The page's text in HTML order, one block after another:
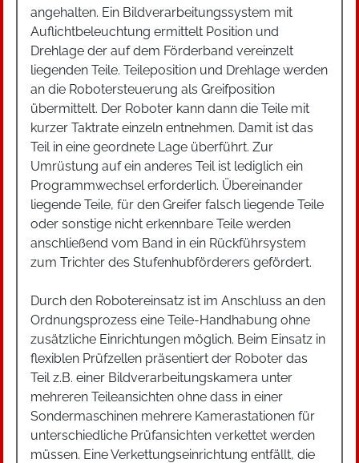
angehalten. Ein Bildverarbeitungssystem mit
Auflichtbeleuchtung ermittelt Position und
Drehlage der auf dem Förderband vereinzelt
liegenden Teile. Teileposition und Drehlage werden
an die Robotersteuerung als Greifposition
übermittelt. Der Roboter kann dann die Teile mit
kurzer Taktrate einzeln entnehmen. Damit ist das
Teil in eine geordnete Lage überführt. Zur
Umrüstung auf ein anderes Teil ist lediglich ein
Programmwechsel erforderlich. Übereinander
liegende Teile, für den Greifer falsch liegende Teile
oder sonstige nicht erkennbare Teile werden
anschließend vom Band in ein Rückführsystem
zum Trichter des Stufenhubförderers gefördert.
Durch den Robotereinsatz ist im Anschluss an den
Ordnungsprozess eine Teile-Handhabung ohne
zusätzliche Einrichtungen möglich. Beim Einsatz in
flexiblen Prüfzellen präsentiert der Roboter das
Teil z.B. einer Bildverarbeitungskamera unter
mehreren Teileansichten ohne dass in einer
Sondermaschinen mehrere Kamerastationen für
unterschiedliche Prüfansichten verkettet werden
müssen. Eine Verkettungseinrichtung entfällt, die